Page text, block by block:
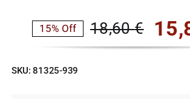
18,60€
Original
Η
15% Off
SKU:81325-939